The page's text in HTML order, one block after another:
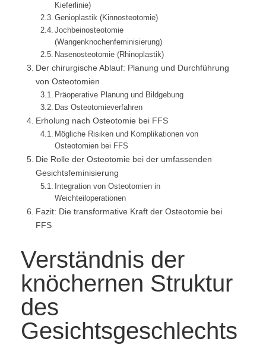
Kieferlinie)
Genioplastik (Kinnosteotomie)
Jochbeinosteotomie
(Wangenknochenfeminisierung)
Nasenosteotomie (Rhinoplastik)
Der chirurgische Ablauf: Planung und Durchführung
von Osteotomien
Präoperative Planung und Bildgebung
Das Osteotomieverfahren
Erholung nach Osteotomie bei FFS
Mögliche Risiken und Komplikationen von
Osteotomien bei FFS
Die Rolle der Osteotomie bei der umfassenden
Gesichtsfeminisierung
Integration von Osteotomien in
Weichteiloperationen
Fazit: Die transformative Kraft der Osteotomie bei
FFS
Verständnis der
knöchernen Struktur
des
Gesichtsgeschlechts